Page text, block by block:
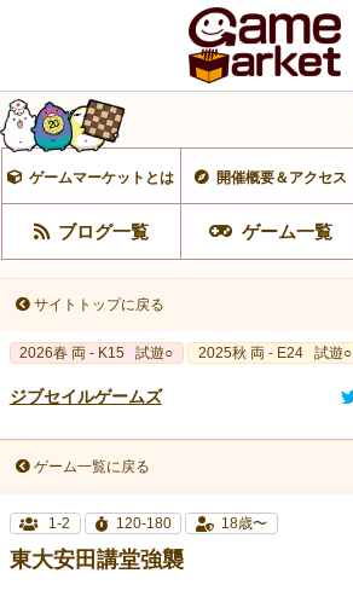
ゲームマーケットとは 開催概要＆アクセス
ブログ一覧 ゲーム一覧
サイトトップに戻る
2026春 両 - K15 試遊○ 2025秋 両 - E24 試遊○
ジブセイルゲームズ
ゲーム一覧に戻る
1-2 120-180 18歳〜
東大安田講堂強襲